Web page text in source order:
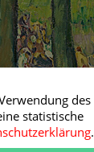
des
statistische
.